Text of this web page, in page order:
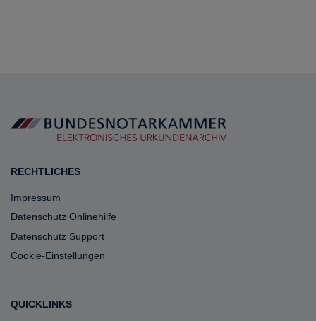
RECHTLICHES
Impressum
Datenschutz Onlinehilfe
Datenschutz Support
Cookie-Einstellungen
QUICKLINKS